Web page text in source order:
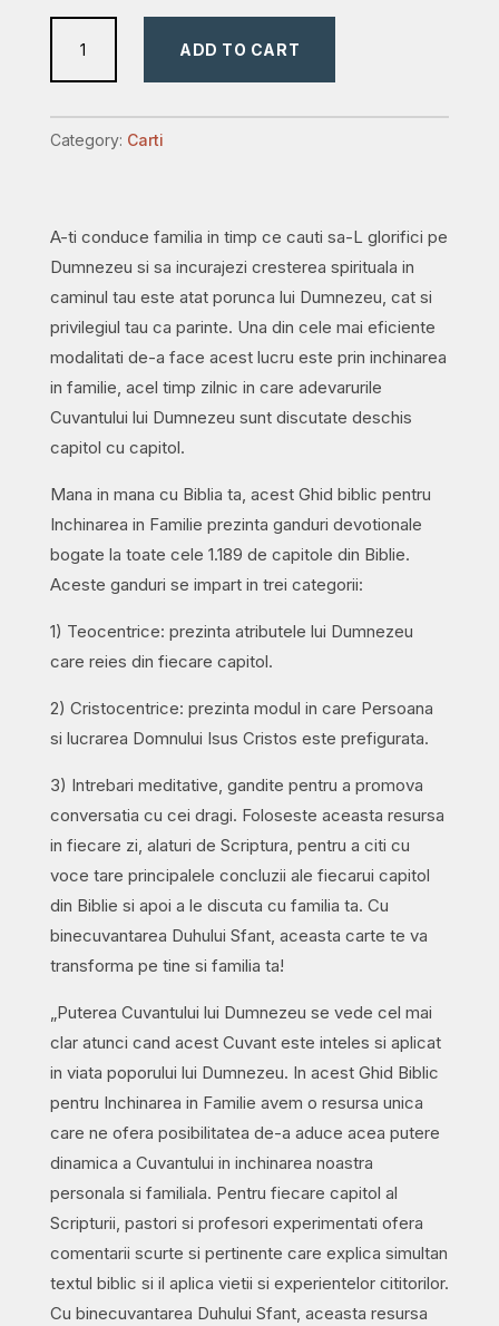
biblic
închinarea
în
cărți):
Meditații
cristocentrice
și
aplicații
practice
la
fiecare
ADD TO CART
Category: Carti
A-ti conduce familia in timp ce cauti sa-L glorifici pe
Dumnezeu si sa incurajezi cresterea spirituala in
caminul tau este atat porunca lui Dumnezeu, cat si
privilegiul tau ca parinte. Una din cele mai eficiente
modalitati de-a face acest lucru este prin inchinarea
in familie, acel timp zilnic in care adevarurile
Cuvantului lui Dumnezeu sunt discutate deschis
capitol cu capitol.
Mana in mana cu Biblia ta, acest Ghid biblic pentru
Inchinarea in Familie prezinta ganduri devotionale
bogate la toate cele 1.189 de capitole din Biblie.
Aceste ganduri se impart in trei categorii:
1) Teocentrice: prezinta atributele lui Dumnezeu
care reies din fiecare capitol.
2) Cristocentrice: prezinta modul in care Persoana
si lucrarea Domnului Isus Cristos este prefigurata.
3) Intrebari meditative, gandite pentru a promova
conversatia cu cei dragi. Foloseste aceasta resursa
in fiecare zi, alaturi de Scriptura, pentru a citi cu
voce tare principalele concluzii ale fiecarui capitol
din Biblie si apoi a le discuta cu familia ta. Cu
binecuvantarea Duhului Sfant, aceasta carte te va
transforma pe tine si familia ta!
„Puterea Cuvantului lui Dumnezeu se vede cel mai
clar atunci cand acest Cuvant este inteles si aplicat
in viata poporului lui Dumnezeu. In acest Ghid Biblic
pentru Inchinarea in Familie avem o resursa unica
care ne ofera posibilitatea de-a aduce acea putere
dinamica a Cuvantului in inchinarea noastra
personala si familiala. Pentru fiecare capitol al
Scripturii, pastori si profesori experimentati ofera
comentarii scurte si pertinente care explica simultan
textul biblic si il aplica vietii si experientelor cititorilor.
Cu binecuvantarea Duhului Sfant, aceasta resursa